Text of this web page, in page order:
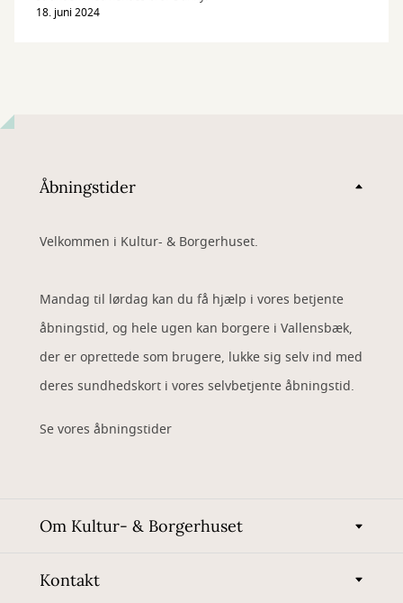
18. juni 2024
Åbningstider
Velkommen i Kultur- & Borgerhuset.
Mandag til lørdag kan du få hjælp i vores betjente
åbningstid, og hele ugen kan borgere i Vallensbæk,
der er oprettede som brugere, lukke sig selv ind med
deres sundhedskort i vores selvbetjente åbningstid.
Se vores åbningstider
Om Kultur- & Borgerhuset
Kontakt